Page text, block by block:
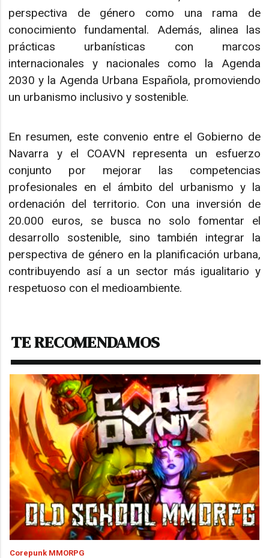
perspectiva de género como una rama de
conocimiento fundamental. Además, alinea las
prácticas urbanísticas con marcos
internacionales y nacionales como la Agenda
2030 y la Agenda Urbana Española, promoviendo
un urbanismo inclusivo y sostenible.
En resumen, este convenio entre el Gobierno de
Navarra y el COAVN representa un esfuerzo
conjunto por mejorar las competencias
profesionales en el ámbito del urbanismo y la
ordenación del territorio. Con una inversión de
20.000 euros, se busca no solo fomentar el
desarrollo sostenible, sino también integrar la
perspectiva de género en la planificación urbana,
contribuyendo así a un sector más igualitario y
respetuoso con el medioambiente.
TE RECOMENDAMOS
Corepunk MMORPG